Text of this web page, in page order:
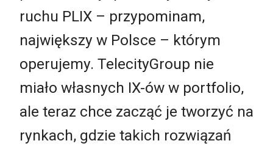
ruchu PLIX – przypominam,
największy w Polsce – którym
operujemy. TelecityGroup nie
miało własnych IX-ów w portfolio,
ale teraz chce zacząć je tworzyć na
rynkach, gdzie takich rozwiązań